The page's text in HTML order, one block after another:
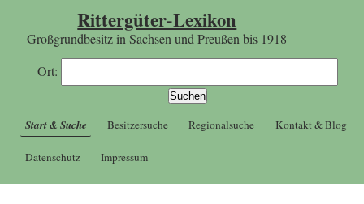
Rittergüter-Lexikon
Großgrundbesitz in Sachsen und Preußen bis 1918
Ort:
Start & Suche Besitzersuche Regionalsuche Kontakt & Blog
Datenschutz Impressum